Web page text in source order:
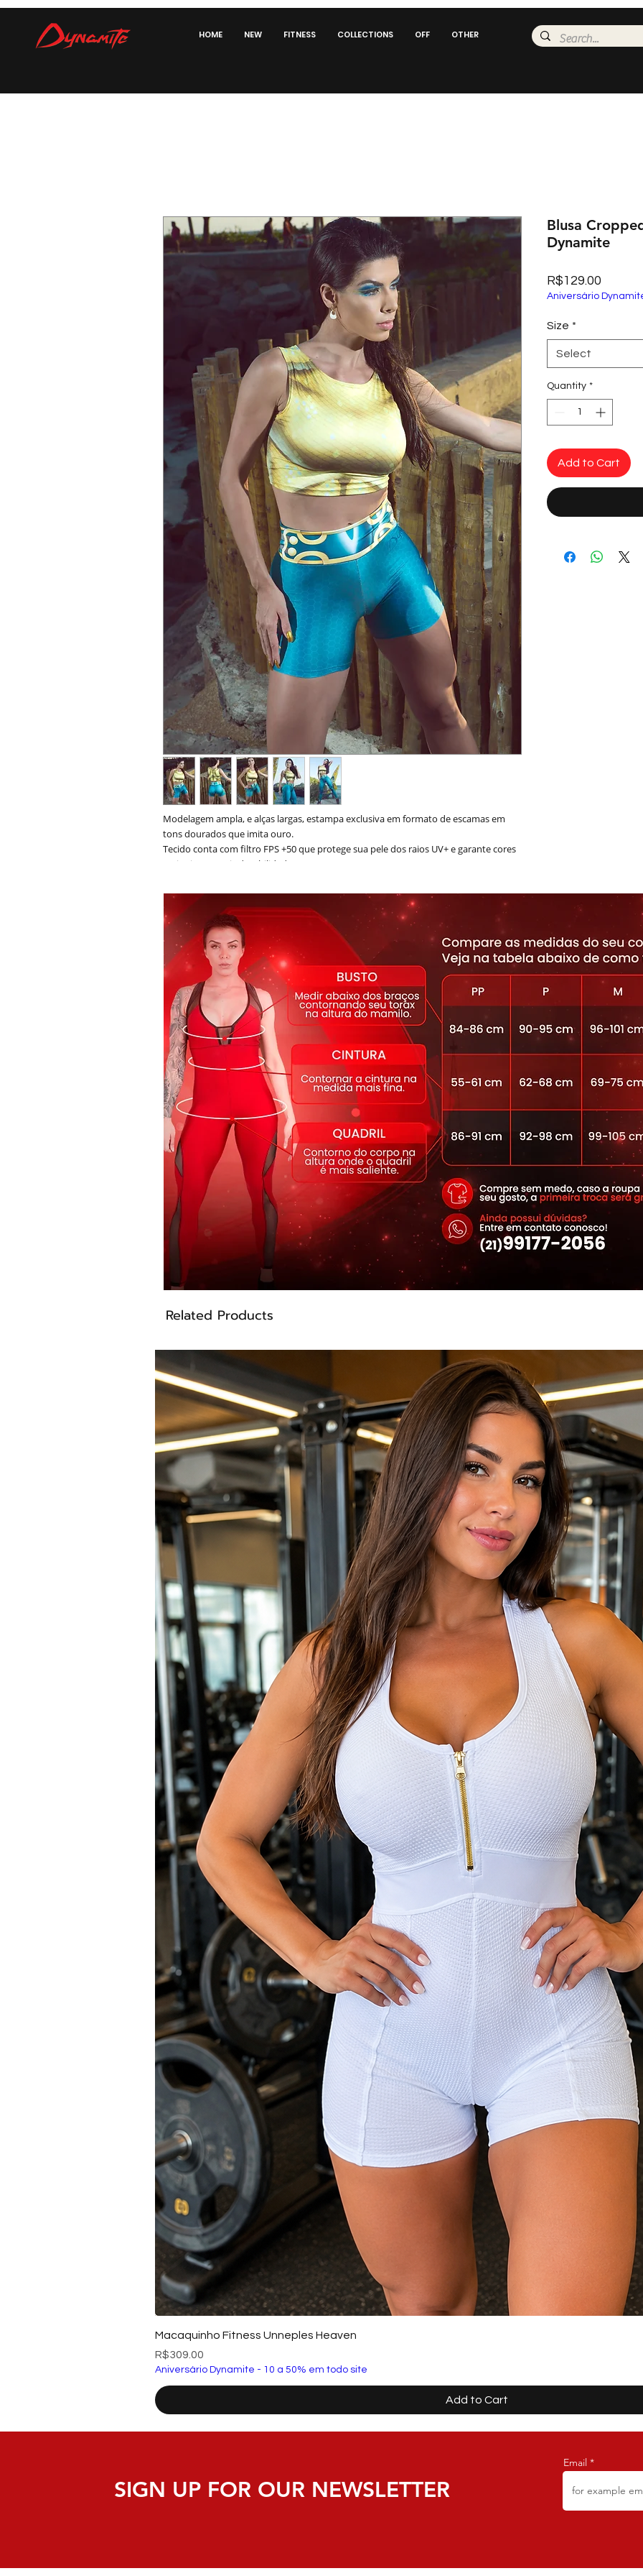
HOME NEW FITNESS COLLECTIONS OFF OTHER
Modelagem ampla, e alças largas, estampa exclusiva em formato de escamas em
tons dourados que imita ouro.
Tecido conta com filtro FPS +50 que protege sua pele dos raios UV+ e garante cores
mais vivas e mais durabilidade.
Tecido: Sensuality® Easy Care e antibactericida | Composição: 85% Poliéster 15%
Elastano
Modelo usa tamanho P.
Cor: Amarelo
Modelo: BL213
Blusa
Dynamite
R$129.00
Aniversário
Size *
Select
Quantity *
Add to Cart
Related Products
Macaquinho Fitness Unneples Heaven
Price
R$309.00
Aniversário Dynamite - 10 a 50% em todo site
Add to Cart
SIGN UP FOR OUR NEWSLETTER
Email